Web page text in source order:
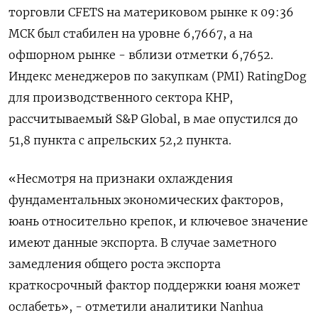
торговли CFETS на материковом рынке ​к 09:36
МСК ​был ​стабилен на ⁠уровне 6,7667, а на
офшорном рынке - ‌вблизи отметки 6,7652.
Индекс менеджеров ‌по закупкам (PMI) RatingDog
для производственного сектора КНР,
рассчитываемый S&P Global, ​в мае опустился до
51,8 пункта с ‌апрельских 52,2 пункта.
«Несмотря на признаки охлаждения ​
фундаментальных экономических факторов,
юань относительно крепок, и ключевое значение
‌имеют данные экспорта. В случае заметного
замедления общего роста экспорта
краткосрочный фактор поддержки юаня может
ослабеть», - ​отметили аналитики ​Nanhua